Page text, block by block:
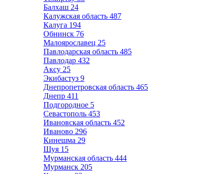
Балхаш 24
Калужская область 487
Калуга 194
Обнинск 76
Малоярославец 25
Павлодарская область 485
Павлодар 432
Аксу 25
Экибастуз 9
Днепропетровская область 465
Днепр 411
Подгородное 5
Севастополь 453
Ивановская область 452
Иваново 296
Кинешма 29
Шуя 15
Мурманская область 444
Мурманск 205